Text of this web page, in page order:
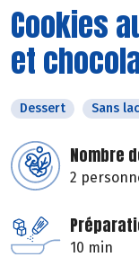
Cookies
et
Dessert Sans
Nombre
2
10 min